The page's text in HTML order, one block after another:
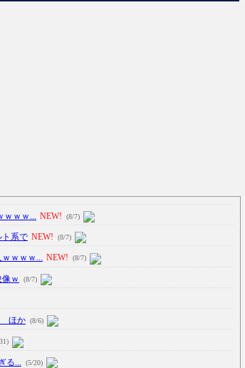
ｗｗ... NEW! (8/7)
ト系で NEW! (8/7)
ｗｗｗ... NEW! (8/7)
ｗ (8/7)
ほか (8/6)
... (5/20)